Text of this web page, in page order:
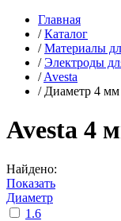
Главная
/ Каталог
/ Материалы
/ Электроды
/ Avesta
/ Диаметр 4 мм
Avesta 4
Найдено:
Показать
Диаметр
1.6